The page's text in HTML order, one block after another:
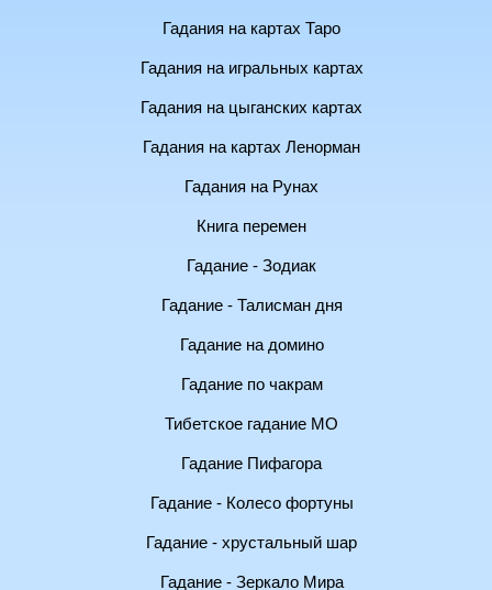
Гадания на картах Таро
Гадания на игральных картах
Гадания на цыганских картах
Гадания на картах Ленорман
Гадания на Рунах
Книга перемен
Гадание - Зодиак
Гадание - Талисман дня
Гадание на домино
Гадание по чакрам
Тибетское гадание МО
Гадание Пифагора
Гадание - Колесо фортуны
Гадание - хрустальный шар
Гадание - Зеркало Мира